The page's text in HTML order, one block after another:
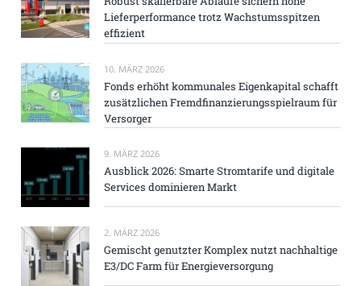
Lieferperformance trotz Wachstumsspitzen
effizient
10. MÄRZ 2026
Fonds erhöht kommunales Eigenkapital schafft
zusätzlichen Fremdfinanzierungsspielraum für
Versorger
9. MÄRZ 2026
Ausblick 2026: Smarte Stromtarife und digitale
Services dominieren Markt
2. MÄRZ 2026
Gemischt genutzter Komplex nutzt nachhaltige
E3/DC Farm für Energieversorgung